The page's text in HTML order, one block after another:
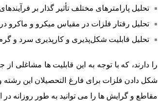
تحلیل پارامترهای مختلف تأثیر گذار بر
تحلیل رفتار فلزات در مقیاس میکرو و ماکرو
تحلیل قابلیت شکل‌پذیری و کارپذیری سرد و گرم
را دارند، که با توجه به این قابلیت ها مشاغلی
شکل دادن فلزات برای فارغ التحصیلان این
مقاطع و گرایش ها را می توانید به طور روزانه در